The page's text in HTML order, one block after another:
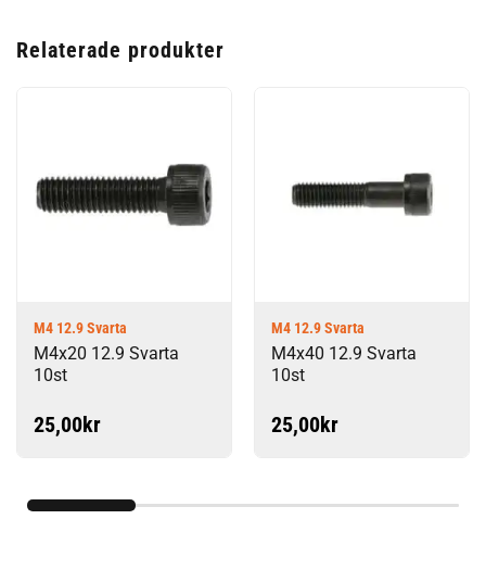
Relaterade produkter
M4 12.9 Svarta
M4x20 12.9 Svarta
10st
25,00kr
M4 12.9 Svarta
M4x40 12.9 Svarta
10st
25,00kr